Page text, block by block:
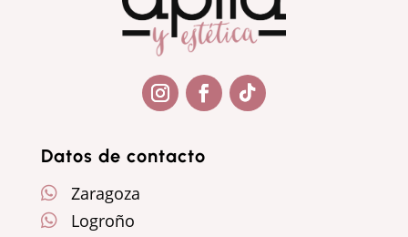
Datos de contacto
 Zaragoza
 Logroño